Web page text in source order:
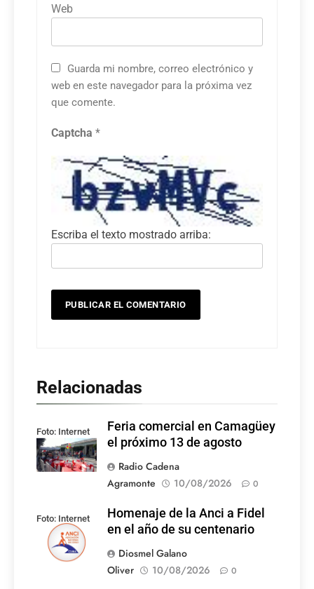
Web
Guarda mi nombre, correo electrónico y
web en este navegador para la próxima vez
que comente.
Captcha *
Escriba el texto mostrado arriba:
Relacionadas
Foto: Internet
Feria comercial en Camagüey
el próximo 13 de agosto
Radio Cadena
Agramonte
10/08/2026 0
Foto: Internet
Homenaje de la Anci a Fidel
en el año de su centenario
Diosmel Galano
Oliver
10/08/2026 0